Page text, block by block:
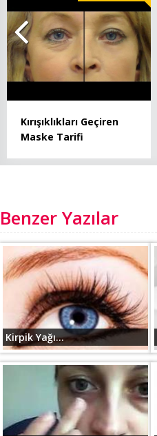
Kırışıklıkları Geçiren
Maske Tarifi
Benzer Yazılar
Kirpik Yağı...